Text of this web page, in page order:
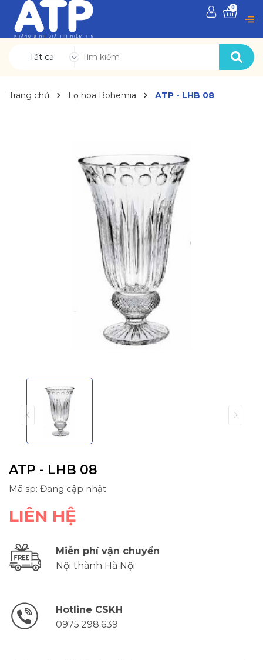
Tất cả
0
Trang chủ Lọ hoa Bohemia ATP - LHB 08
ATP - LHB 08
Mã sp: Đang cập nhật
LIÊN HỆ
Miễn phí vận chuyển
Nội thành Hà Nội
Hotline CSKH
0975.298.639